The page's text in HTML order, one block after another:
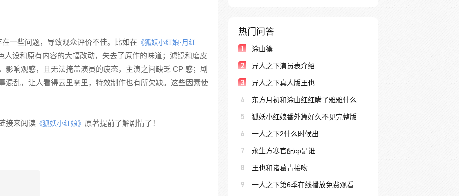
一些问题，导致观众评价不佳。比如在 《狐妖小红娘·月红
人设和原有内容的大幅改动，失去了原作的味道；滤镜和磨皮
影响观感，且无法掩盖演员的疲态，主演之间缺乏 CP 感；剧
混乱，让人看得云里雾里，特效制作也有所欠缺。这些因素使
接来阅读 《狐妖小红娘》 原著提前了解剧情了！
热门问答
1 涂山篌
2 异人之下演员表介绍
3 异人之下真人版王也
4 东方月初和涂山红红瞒了雅雅什么
5 狐妖小红娘番外篇好久不见完整版
6 一人之下2什么时候出
7 永生方寒官配cp是谁
8 王也和诸葛青接吻
9 一人之下第6季在线播放免费观看